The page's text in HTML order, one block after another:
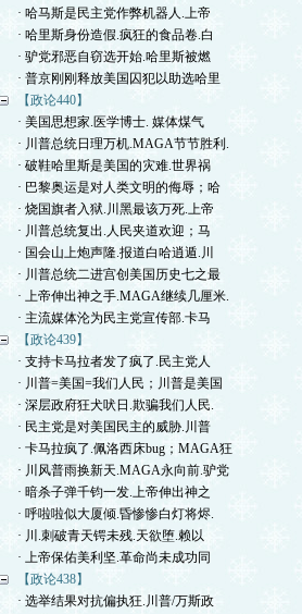
· 哈马斯是民主党作弊机器人.上帝
· 哈里斯身份造假.疯狂的食品卷.白
· 驴党邪恶自窃选开始.哈里斯被燃
· 普京刚刚释放美国囚犯以助选哈里
【政论440】
· 美国思想家.医学博士. 媒体煤气
· 川普总统日理万机.MAGA节节胜利.
· 破鞋哈里斯是美国的灾难.世界祸
· 巴黎奥运是对人类文明的侮辱；哈
· 烧国旗者入狱.川黑最该万死.上帝
· 川普总统复出.人民夹道欢迎；马
· 国会山上炮声隆.报道白哈逍遁.川
· 川普总统二进宫创美国历史七之最
· 上帝伸出神之手.MAGA继续几厘米.
· 主流媒体沦为民主党宣传部.卡马
【政论439】
· 支持卡马拉者发了疯了.民主党人
· 川普=美国=我们人民；川普是美国
· 深层政府狂犬吠日.欺骗我们人民.
· 民主党是对美国民主的威胁.川普
· 卡马拉疯了.佩洛西床bug；MAGA狂
· 川风普雨换新天.MAGA永向前.驴党
· 暗杀子弹千钧一发.上帝伸出神之
· 呼啦啦似大厦倾.昏惨惨白灯将烬.
· 川.刺破青天锷未残.天欲堕.赖以
· 上帝保佑美利坚.革命尚未成功同
【政论438】
· 选举结果对抗偏执狂.川普/万斯政